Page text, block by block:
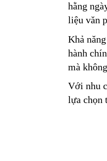
hằng
liệu văn
Khả
hành
mà
Với nhu
lựa chọn